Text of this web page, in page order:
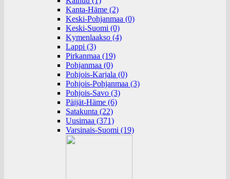
Kanta-Häme (2)
Keski-Pohjanmaa (0)
Keski-Suomi (0)
Kymenlaakso (4)
Lappi (3)
Pirkanmaa (19)
Pohjanmaa (0)
Pohjois-Karjala (0)
Pohjois-Pohjanmaa (3)
Pohjois-Savo (3)
Päijät-Häme (6)
Satakunta (22)
Uusimaa (371)
Varsinais-Suomi (19)